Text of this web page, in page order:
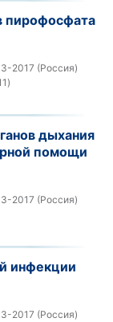
пирофосфата
2017 (Россия)
дыхания
помощи
2017 (Россия)
инфекции
2017 (Россия)